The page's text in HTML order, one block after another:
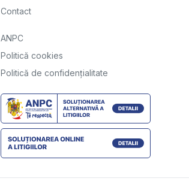
Contact
ANPC
Politică cookies
Politică de confidențialitate